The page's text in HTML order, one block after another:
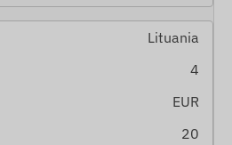
Lituania
4
EUR
20